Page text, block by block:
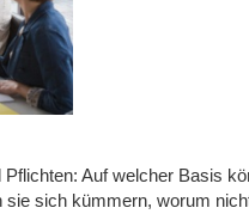
Auf welcher Basis
sich kümmern, worum